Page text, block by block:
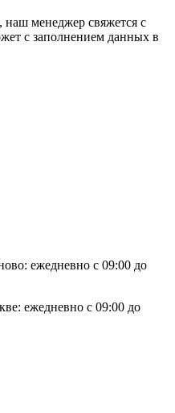
наш менеджер свяжется с
с заполнением данных в
ежедневно с 09:00 до
ежедневно с 09:00 до